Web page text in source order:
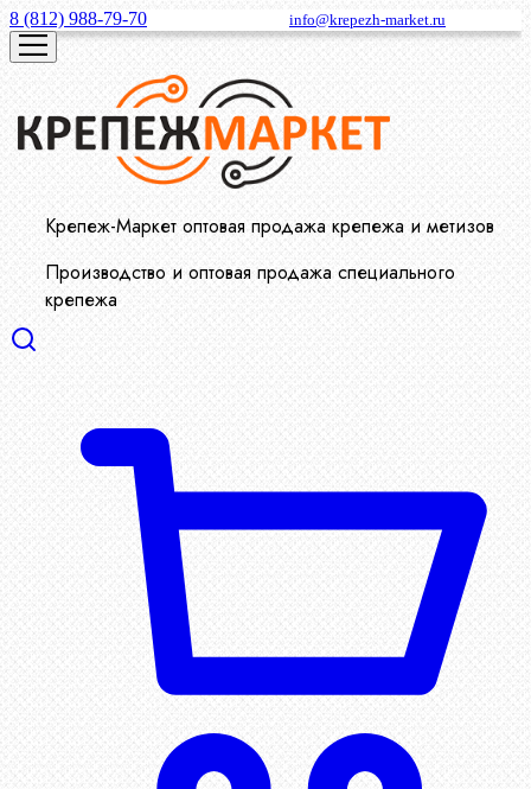
8 (812) 988-79-70 info@krepezh-market.ru
Крепеж-Маркет оптовая продажа крепежа и метизов
Производство и оптовая продажа специального
крепежа